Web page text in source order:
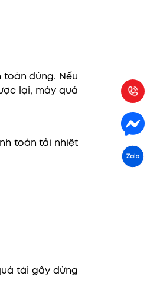
toàn đúng. Nếu
lại, máy quá
toán tải nhiệt
tải gây dừng